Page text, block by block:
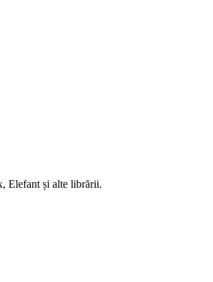
Elefant și alte librării.